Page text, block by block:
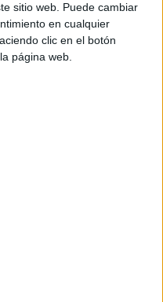
sitio web. Puede cambiar
en cualquier
clic en el botón
página web.
de Uso
de uso*